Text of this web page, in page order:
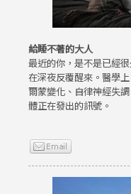
給睡不著的大人
最近的你，是不是已經
在深夜反覆醒來。醫學
爾蒙變化、自律神經失
體正在發出的訊號。